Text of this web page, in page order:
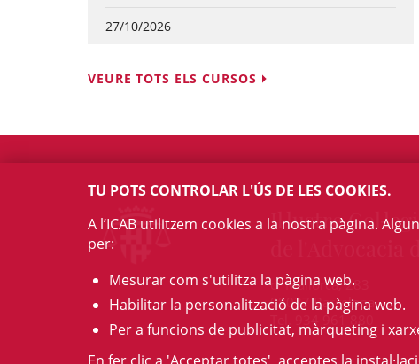
27/10/2026
VEURE TOTS ELS CURSOS
Il·lustre Col·legi
c/ Mallorca, 283
08037 Barcelona
Tel. 934 961 880
TU POTS CONTROLAR L'ÚS DE LES COOKIES.
A l’ICAB utilitzem cookies a la nostra pàgina.
per:
Mesurar com s'utilitza la pàgina web.
Habilitar la personalització de la pàgina web.
Per a funcions de publicitat, màrqueting i